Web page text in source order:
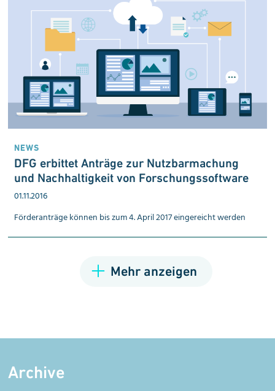
NEWS
DFG erbittet An­träge zur Nutz­bar­machung
und Nach­haltig­keit von For­schungs­soft­ware
01.11.2016
Förderanträge können bis zum 4. April 2017 eingereicht werden
Mehr anzeigen
Archive